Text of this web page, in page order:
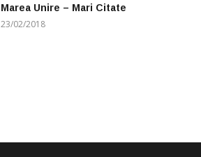
Marea Unire – Mari Citate
23/02/2018